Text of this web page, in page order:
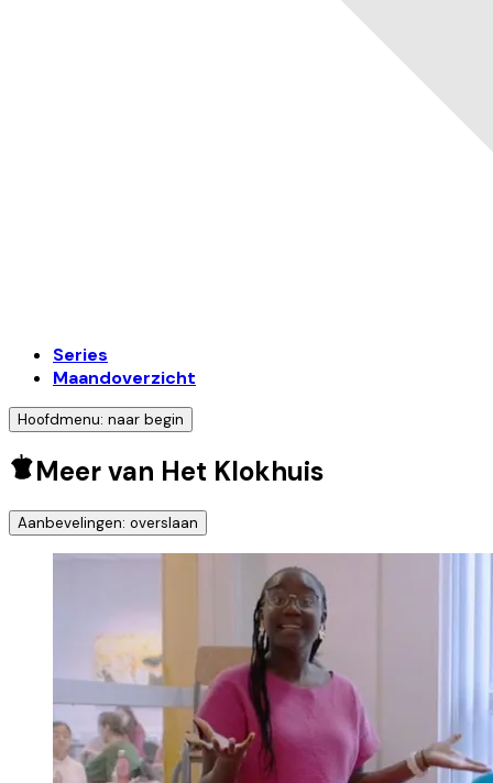
Series
Maandoverzicht
Hoofdmenu: naar begin
Meer van Het Klokhuis
Aanbevelingen: overslaan